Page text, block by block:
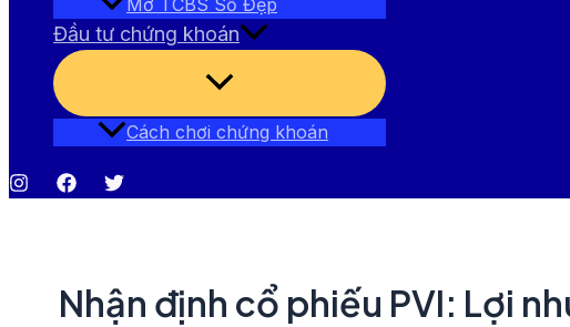
Mở TCBS Số Đẹp
Đầu tư chứng khoán
Bật/tắt
Cách chơi chứng khoán
Nhận định cổ phiếu PVI: Lợi